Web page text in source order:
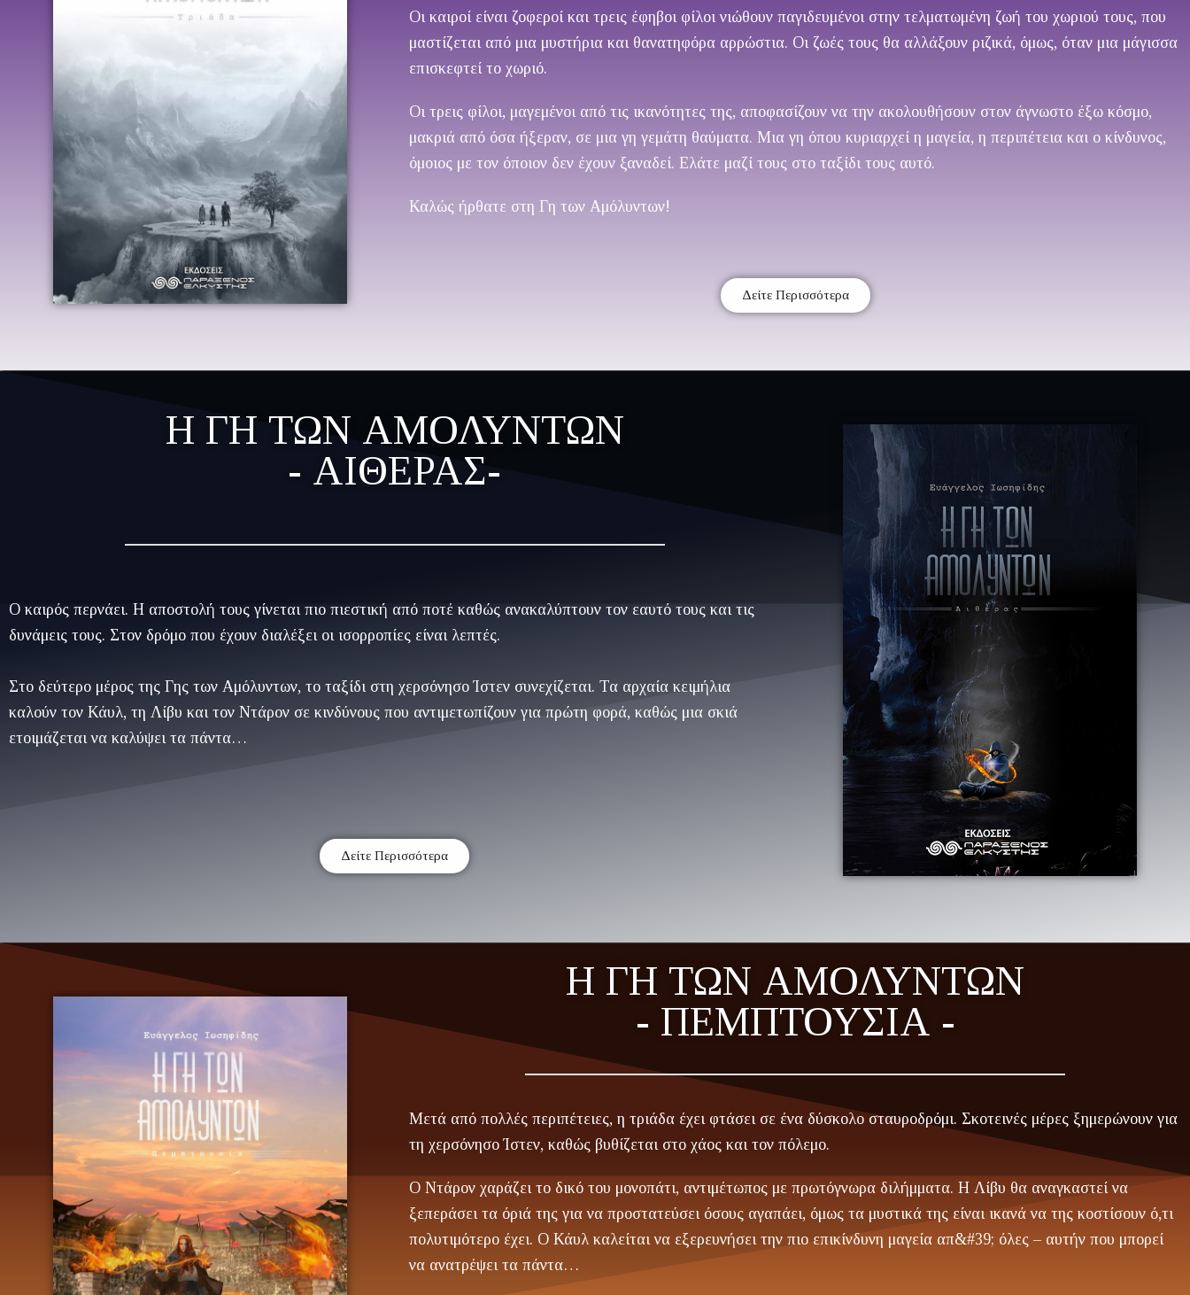
Οι καιροί είναι ζοφεροί και τρεις έφηβοι φίλοι νιώθουν παγιδευμένοι στην τελματωμένη ζωή του χωριού τους, που
μαστίζεται από μια μυστήρια και θανατηφόρα αρρώστια. Οι ζωές τους θα αλλάξουν ριζικά, όμως, όταν μια μάγισσα
επισκεφτεί το χωριό.
Οι τρεις φίλοι, μαγεμένοι από τις ικανότητες της, αποφασίζουν να την ακολουθήσουν στον άγνωστο έξω κόσμο,
μακριά από όσα ήξεραν, σε μια γη γεμάτη θαύματα. Μια γη όπου κυριαρχεί η μαγεία, η περιπέτεια και ο κίνδυνος,
όμοιος με τον όποιον δεν έχουν ξαναδεί. Ελάτε μαζί τους στο ταξίδι τους αυτό.
Καλώς ήρθατε στη Γη των Αμόλυντων!
Δείτε Περισσότερα
Η ΓΗ ΤΩΝ ΑΜΌΛΥΝΤΩΝ
- ΑΙΘΈΡΑΣ-
Ο καιρός περνάει. Η αποστολή τους γίνεται πιο πιεστική από ποτέ καθώς ανακαλύπτουν τον εαυτό τους και τις
δυνάμεις τους. Στον δρόμο που έχουν διαλέξει οι ισορροπίες είναι λεπτές.
Στο δεύτερο μέρος της Γης των Αμόλυντων, το ταξίδι στη χερσόνησο Ίστεν συνεχίζεται. Τα αρχαία κειμήλια
καλούν τον Κάυλ, τη Λίβυ και τον Ντάρον σε κινδύνους που αντιμετωπίζουν για πρώτη φορά, καθώς μια σκιά
ετοιμάζεται να καλύψει τα πάντα…
Δείτε Περισσότερα
Η ΓΗ ΤΩΝ ΑΜΌΛΥΝΤΩΝ
- ΠΕΜΠΤΟΥΣΙΑ -
Μετά από πολλές περιπέτειες, η τριάδα έχει φτάσει σε ένα δύσκολο σταυροδρόμι. Σκοτεινές μέρες ξημερώνουν για
τη χερσόνησο Ίστεν, καθώς βυθίζεται στο χάος και τον πόλεμο.
Ο Ντάρον χαράζει το δικό του μονοπάτι, αντιμέτωπος με πρωτόγνωρα διλήμματα. Η Λίβυ θα αναγκαστεί να
ξεπεράσει τα όριά της για να προστατεύσει όσους αγαπάει, όμως τα μυστικά της είναι ικανά να της κοστίσουν ό,τι
πολυτιμότερο έχει. Ο Κάυλ καλείται να εξερευνήσει την πιο επικίνδυνη μαγεία απ&#39; όλες – αυτήν που μπορεί
να ανατρέψει τα πάντα…